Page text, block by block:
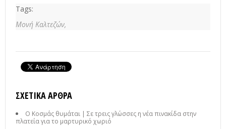
Tags:
Μονή Καλτεζών,
ΣΧΕΤΙΚΆ ΆΡΘΡΑ
Ο Κοσμάς θυμάται | Σε τρεις γλώσσες η νέα πινακίδα στην
πλατεία για το μαρτυρικό χωριό